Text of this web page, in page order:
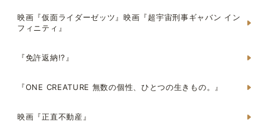
映画『仮面ライダーゼッツ』映画『超宇宙刑事ギャバン イン
フィニティ』
『免許返納!?』
『ONE CREATURE 無数の個性、ひとつの生きもの。』
映画『正直不動産』